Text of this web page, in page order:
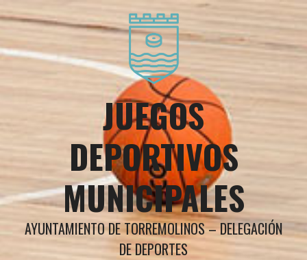
al
JUEGOS
DEPORTIVOS
MUNICIPALES
AYUNTAMIENTO DE TORREMOLINOS – DELEGACIÓN
DE DEPORTES